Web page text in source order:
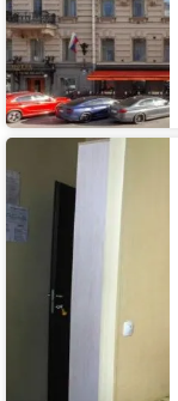
Гостиница
Рапсодия